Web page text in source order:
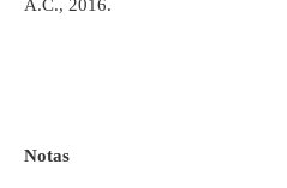
A.C., 2016.
Notas